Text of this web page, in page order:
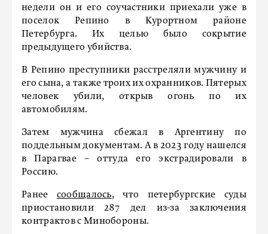
недели он и его соучастники приехали уже в
поселок Репино в Курортном районе
Петербурга. Их целью было сокрытие
предыдущего убийства.
В Репино преступники расстреляли мужчину и
его сына, а также троих их охранников. Пятерых
человек убили, открыв огонь по их
автомобилям.
Затем мужчина сбежал в Аргентину по
поддельным документам. А в 2023 году нашелся
в Парагвае – оттуда его экстрадировали в
Россию.
Ранее сообщалось, что петербургские суды
приостановили 287 дел из-за заключения
контрактов с Минобороны.